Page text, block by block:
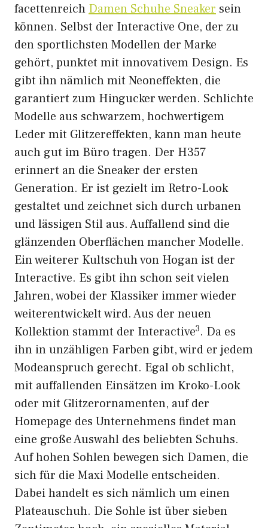
facettenreich Damen Schuhe Sneaker sein
können. Selbst der Interactive One, der zu
den sportlichsten Modellen der Marke
gehört, punktet mit innovativem Design. Es
gibt ihn nämlich mit Neoneffekten, die
garantiert zum Hingucker werden. Schlichte
Modelle aus schwarzem, hochwertigem
Leder mit Glitzereffekten, kann man heute
auch gut im Büro tragen. Der H357
erinnert an die Sneaker der ersten
Generation. Er ist gezielt im Retro-Look
gestaltet und zeichnet sich durch urbanen
und lässigen Stil aus. Auffallend sind die
glänzenden Oberflächen mancher Modelle.
Ein weiterer Kultschuh von Hogan ist der
Interactive. Es gibt ihn schon seit vielen
Jahren, wobei der Klassiker immer wieder
weiterentwickelt wird. Aus der neuen
Kollektion stammt der Interactive3. Da es
ihn in unzähligen Farben gibt, wird er jedem
Modeanspruch gerecht. Egal ob schlicht,
mit auffallenden Einsätzen im Kroko-Look
oder mit Glitzerornamenten, auf der
Homepage des Unternehmens findet man
eine große Auswahl des beliebten Schuhs.
Auf hohen Sohlen bewegen sich Damen, die
sich für die Maxi Modelle entscheiden.
Dabei handelt es sich nämlich um einen
Plateauschuh. Die Sohle ist über sieben